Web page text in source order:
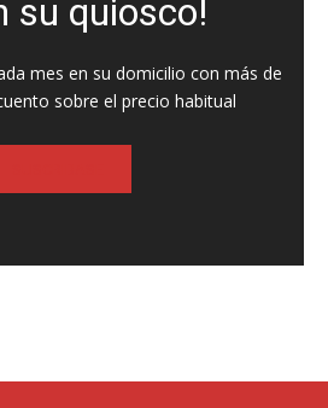
su quiosco!
mes en su domicilio con más de
sobre el precio habitual